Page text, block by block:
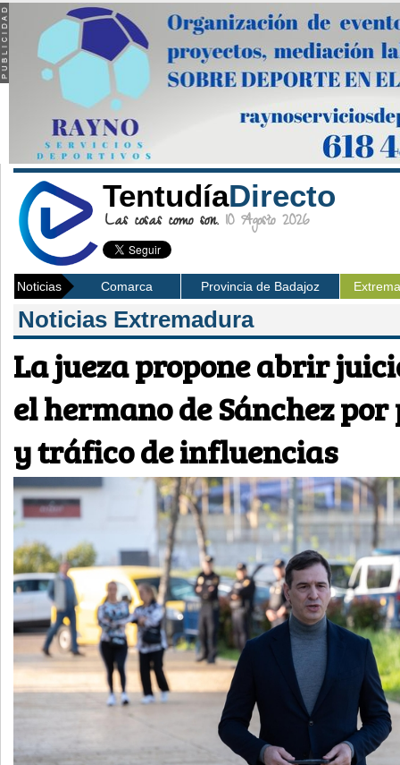
TentudíaDirecto
Las cosas como son. 10 Agosto 2026
Noticias Comarca Provincia de Badajoz
Noticias Extremadura
La jueza propone abrir
el hermano de Sánchez
y tráfico de influencias